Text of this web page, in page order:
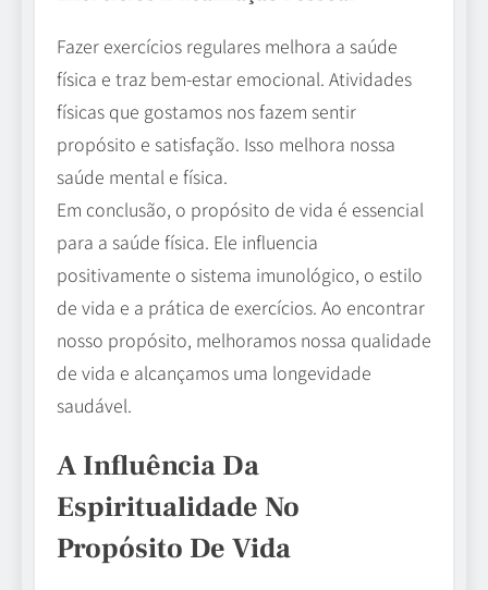
Fazer exercícios regulares melhora a saúde
física e traz bem-estar emocional. Atividades
físicas que gostamos nos fazem sentir
propósito e satisfação. Isso melhora nossa
saúde mental e física.
Em conclusão, o propósito de vida é essencial
para a saúde física. Ele influencia
positivamente o sistema imunológico, o estilo
de vida e a prática de exercícios. Ao encontrar
nosso propósito, melhoramos nossa qualidade
de vida e alcançamos uma longevidade
saudável.
A Influência Da
Espiritualidade No
Propósito De Vida